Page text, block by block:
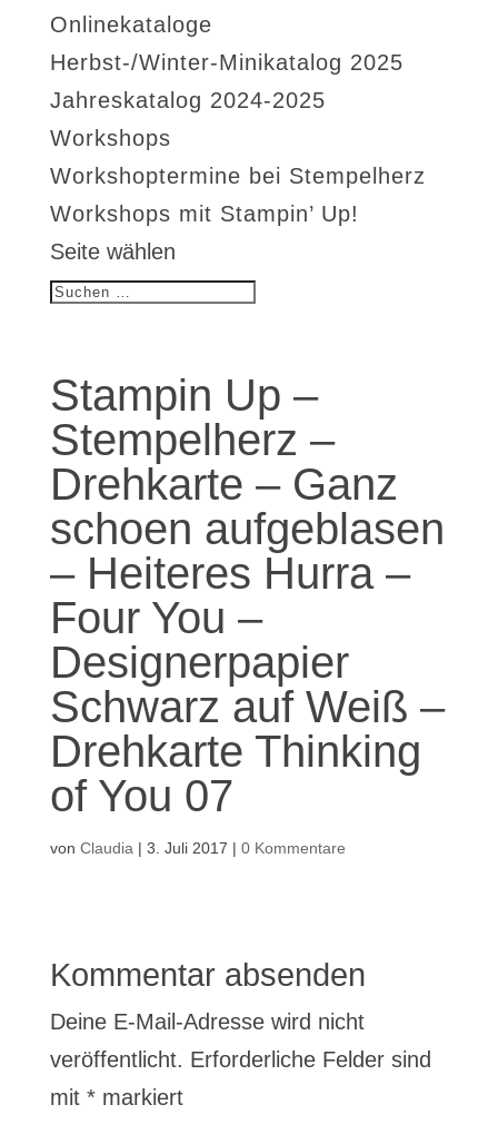
Onlinekataloge
Herbst-/Winter-Minikatalog 2025
Jahreskatalog 2024-2025
Workshops
Workshoptermine bei Stempelherz
Workshops mit Stampin’ Up!
Seite wählen
Stampin Up –
Stempelherz –
Drehkarte – Ganz
schoen aufgeblasen
– Heiteres Hurra –
Four You –
Designerpapier
Schwarz auf Weiß –
Drehkarte Thinking
of You 07
von Claudia | 3. Juli 2017 | 0 Kommentare
Kommentar absenden
Deine E-Mail-Adresse wird nicht
veröffentlicht. Erforderliche Felder sind
mit *markiert